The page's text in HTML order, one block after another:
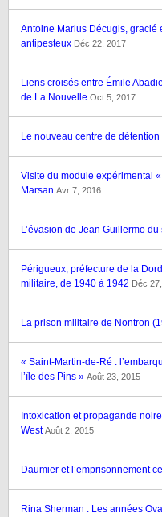
Antoine Marius Décugis, gracié
antipesteux Déc 22, 2017
Liens croisés entre Émile
de La Nouvelle Oct 5, 2017
Le nouveau centre de
Visite du module expérimental
Marsan Avr 7, 2016
L’évasion de Jean Guillermo
Périgueux, préfecture de la
militaire, de 1940 à 1942 Déc
La prison militaire de Nontron
« Saint-Martin-de-Ré :
l’île des Pins » Août 23, 2015
Intoxication et propagande
WestAoût 2, 2015
Daumier et l’emprisonnement
Rina Sherman : Les années